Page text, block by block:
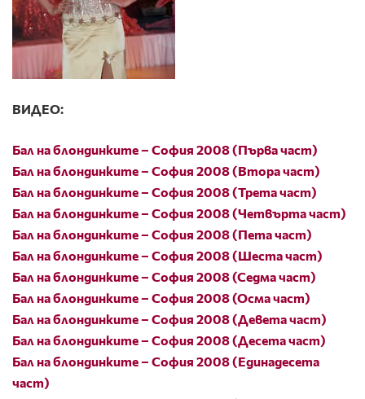
ВИДЕО:
Бал на блондинките – София 2008 (Първа част)
Бал на блондинките – София 2008 (Втора част)
Бал на блондинките – София 2008 (Трета част)
Бал на блондинките – София 2008 (Четвърта част)
Бал на блондинките – София 2008 (Пета част)
Бал на блондинките – София 2008 (Шеста част)
Бал на блондинките – София 2008 (Седма част)
Бал на блондинките – София 2008 (Осма част)
Бал на блондинките – София 2008 (Девета част)
Бал на блондинките – София 2008 (Десета част)
Бал на блондинките – София 2008 (Единадесета
част)